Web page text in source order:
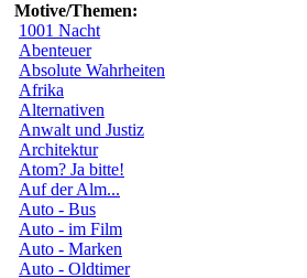
Motive/Themen:
1001 Nacht
Abenteuer
Absolute Wahrheiten
Afrika
Alternativen
Anwalt und Justiz
Architektur
Atom? Ja bitte!
Auf der Alm...
Auto - Bus
Auto - im Film
Auto - Marken
Auto - Oldtimer